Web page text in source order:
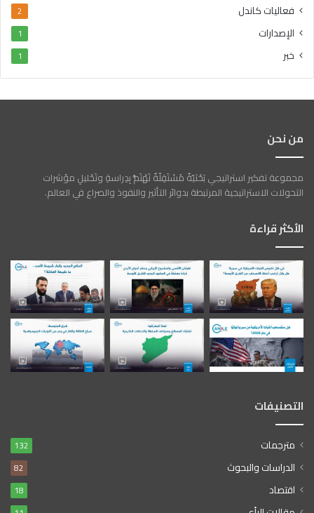
فعاليات كاندل 2
الإصدارات 1
خبر 1
من نحن
مجموعة تفكير استراتيجي بَحْثيّةٌ مُسْتَقِلّةٌ تَهْتَمُّ بِدِراسةِ وتَحْليلِ مؤشرات
التحولات الاستراتيجية المرتبطة بدوائر التأثير والنفوذ والصراع في العالم.
الأكثر قراءة
التصنيفات
مترجمات 132
الدراسات والبحوث 82
اقتصاد 18